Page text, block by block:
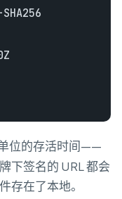
位的存活时间——
下签名的 URL 都会
存在了本地。